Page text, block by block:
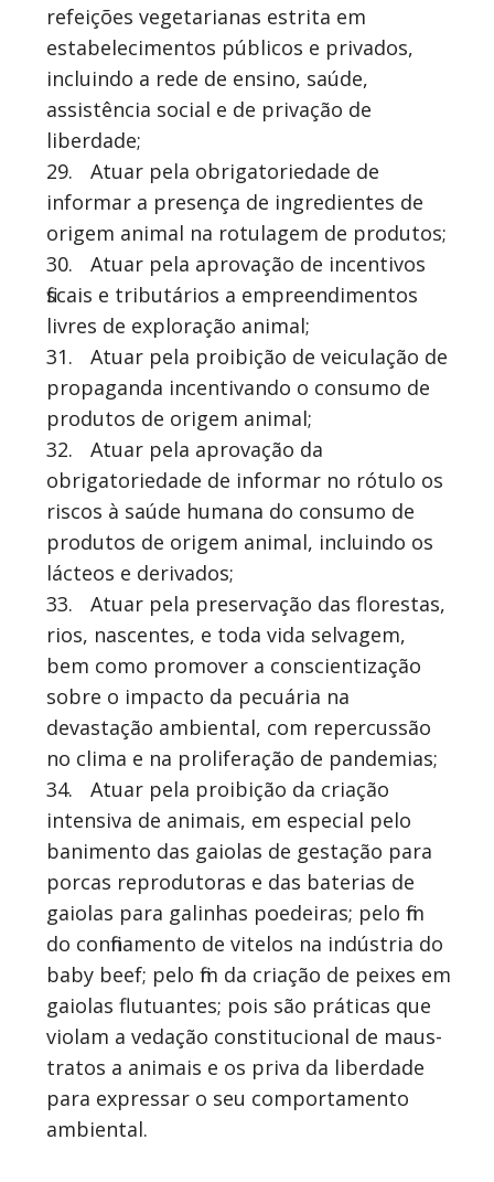
refeições vegetarianas estrita em
estabelecimentos públicos e privados,
incluindo a rede de ensino, saúde,
assistência social e de privação de
liberdade;
29.
Atuar pela obrigatoriedade de
informar a presença de ingredientes de
origem animal na rotulagem de produtos;
30.
Atuar pela aprovação de incentivos
fiscais e tributários a empreendimentos
livres de exploração animal;
31.
Atuar pela proibição de veiculação de
propaganda incentivando o consumo de
produtos de origem animal;
32.
Atuar pela aprovação da
obrigatoriedade de informar no rótulo os
riscos à saúde humana do consumo de
produtos de origem animal, incluindo os
lácteos e derivados;
33.
Atuar pela preservação das florestas,
rios, nascentes, e toda vida selvagem,
bem como promover a conscientização
sobre o impacto da pecuária na
devastação ambiental, com repercussão
no clima e na proliferação de pandemias;
34.
Atuar pela proibição da criação
intensiva de animais, em especial pelo
banimento das gaiolas de gestação para
porcas reprodutoras e das baterias de
gaiolas para galinhas poedeiras; pelo fim
do confinamento de vitelos na indústria do
baby beef; pelo fim da criação de peixes em
gaiolas flutuantes; pois são práticas que
violam a vedação constitucional de maus-
tratos a animais e os priva da liberdade
para expressar o seu comportamento
ambiental.